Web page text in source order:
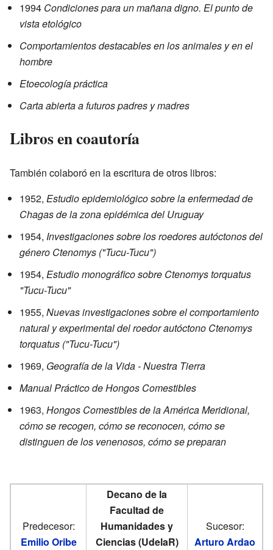
1994 Condiciones para un mañana digno. El punto de
vista etológico
Comportamientos destacables en los animales y en el
hombre
Etoecología práctica
Carta abierta a futuros padres y madres
Libros en coautoría
También colaboró en la escritura de otros libros:
1952, Estudio epidemiológico sobre la enfermedad de
Chagas de la zona epidémica del Uruguay
1954, Investigaciones sobre los roedores autóctonos del
género Ctenomys ("Tucu-Tucu")
1954, Estudio monográfico sobre Ctenomys torquatus
"Tucu-Tucu"
1955, Nuevas investigaciones sobre el comportamiento
natural y experimental del roedor autóctono Ctenomys
torquatus ("Tucu-Tucu")
1969, Geografía de la Vida - Nuestra Tierra
Manual Práctico de Hongos Comestibles
1963, Hongos Comestibles de la América Meridional,
cómo se recogen, cómo se reconocen, cómo se
distinguen de los venenosos, cómo se preparan
Predecesor:
Emilio Oribe
Decano de la
Facultad de
Humanidades y
Ciencias (UdelaR)
Sucesor:
Arturo Ardao